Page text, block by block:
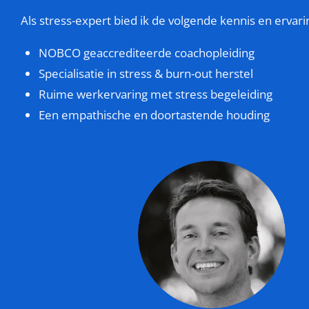
Als stress-expert bied ik de volgende kennis en
NOBCO geaccrediteerde coachopleiding
Specialisatie in stress & burn-out herstel
Ruime werkervaring met stress begeleiding
Een empathische en doortastende houding